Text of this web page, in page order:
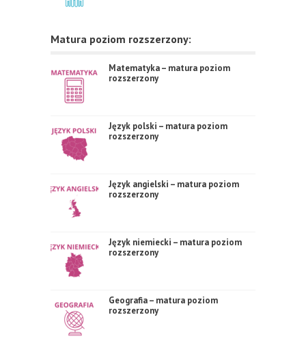
Matura poziom rozszerzony:
Matematyka – matura poziom
rozszerzony
Język polski – matura poziom
rozszerzony
Język angielski – matura poziom
rozszerzony
Język niemiecki – matura poziom
rozszerzony
Geografia – matura poziom
rozszerzony